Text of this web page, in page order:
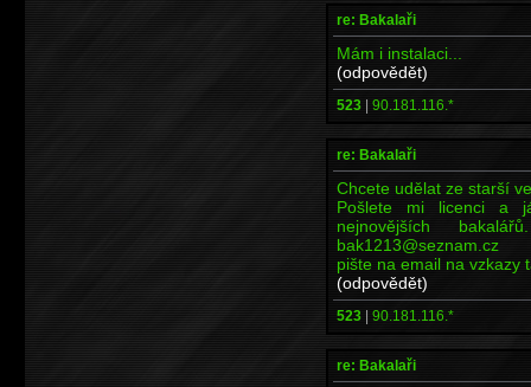
re: Bakalaři
Mám i instalaci...
(odpovědět)
523 | 90.181.116.*
re: Bakalaři
Chcete udělat ze starší
Pošlete mi licenci a
nejnovějších
bak1213@seznam.cz
pište na email na vzkazy
(odpovědět)
523 | 90.181.116.*
re: Bakalaři